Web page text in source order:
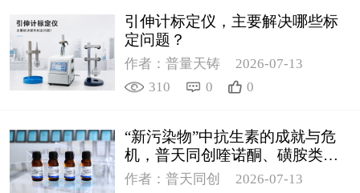
引伸计标定仪，主要解决哪些标
定问题？
作者：普量天铸
2026-07-13
310
0 0
“新污染物”中抗生素的成就与危
机，普天同创喹诺酮、磺胺类质
控新品筑牢环境安全防线
作者：普天同创
2026-07-13